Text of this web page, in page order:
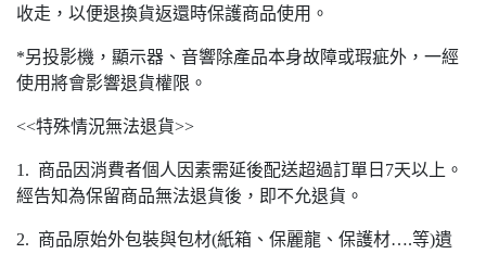
收走，以便退換貨返還時保護商品使用。
*另投影機，顯示器、音響除產品本身故障或瑕疵外，一經
使用將會影響退貨權限。
<<特殊情況無法退貨>>
1. 商品因消費者個人因素需延後配送超過訂單日7天以上。
經告知為保留商品無法退貨後，即不允退貨。
2. 商品原始外包裝與包材(紙箱、保麗龍、保護材….等)遺